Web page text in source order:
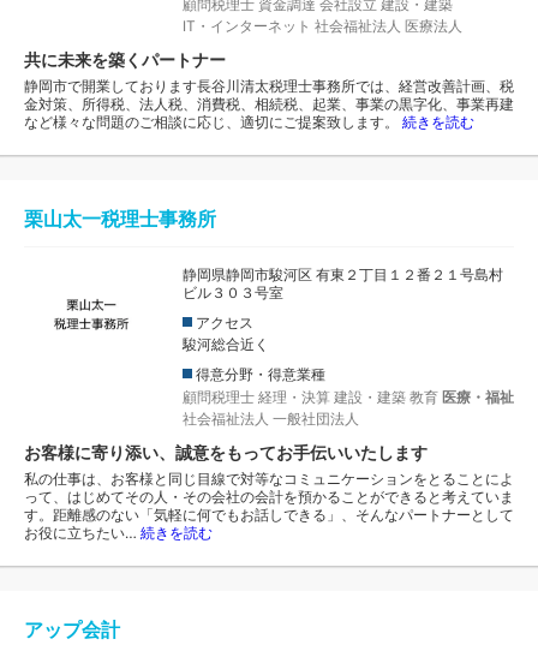
顧問税理士 資金調達 会社設立 建設・建築
IT・インターネット 社会福祉法人 医療法人
共に未来を築くパートナー
静岡市で開業しております長谷川清太税理士事務所では、経営改善計画、税
金対策、所得税、法人税、消費税、相続税、起業、事業の黒字化、事業再建
など様々な問題のご相談に応じ、適切にご提案致します。 続きを読む
栗山太一税理士事務所
静岡県静岡市駿河区 有東２丁目１２番２１号島村
ビル３０３号室
アクセス
駿河総合近く
得意分野・得意業種
顧問税理士 経理・決算 建設・建築 教育 医療・福祉
社会福祉法人 一般社団法人
お客様に寄り添い、誠意をもってお手伝いいたします
私の仕事は、お客様と同じ目線で対等なコミュニケーションをとることによ
って、はじめてその人・その会社の会計を預かることができると考えていま
す。距離感のない「気軽に何でもお話しできる」、そんなパートナーとして
お役に立ちたい… 続きを読む
アップ会計